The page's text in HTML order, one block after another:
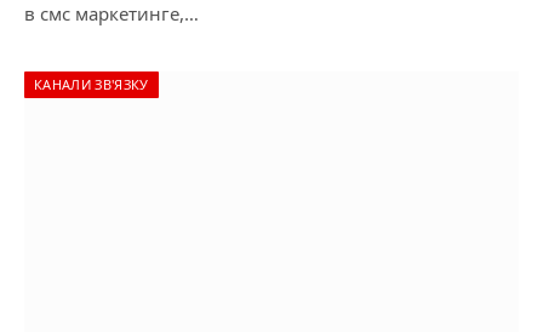
в смс маркетинге,…
КАНАЛИ ЗВ'ЯЗКУ